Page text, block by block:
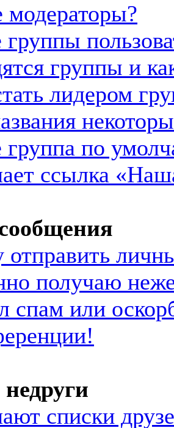
модераторы?
группы
группы и
лидером
группа по
ссылка
отправить
получаю
спам или
списки